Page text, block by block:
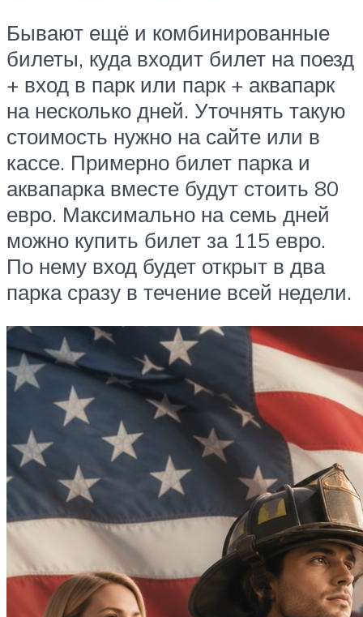
Бывают ещё и комбинированные
билеты, куда входит билет на поезд
+ вход в парк или парк + аквапарк
на несколько дней. Уточнять такую
стоимость нужно на сайте или в
кассе. Примерно билет парка и
аквапарка вместе будут стоить 80
евро. Максимально на семь дней
можно купить билет за 115 евро.
По нему вход будет открыт в два
парка сразу в течение всей недели.